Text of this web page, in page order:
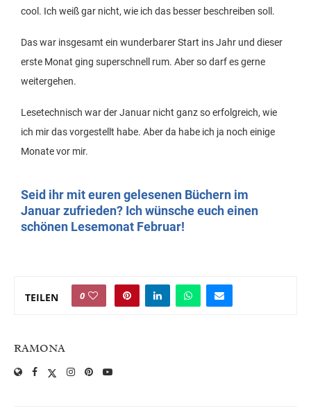
cool. Ich weiß gar nicht, wie ich das besser beschreiben soll.
Das war insgesamt ein wunderbarer Start ins Jahr und dieser
erste Monat ging superschnell rum. Aber so darf es gerne
weitergehen.
Lesetechnisch war der Januar nicht ganz so erfolgreich, wie
ich mir das vorgestellt habe. Aber da habe ich ja noch einige
Monate vor mir.
Seid ihr mit euren gelesenen Büchern im
Januar zufrieden? Ich wünsche euch einen
schönen Lesemonat Februar!
TEILEN 0
RAMONA